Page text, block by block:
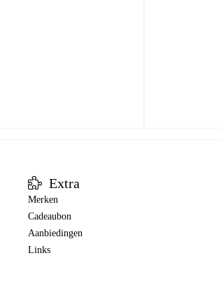
Extra
Merken
Cadeaubon
Aanbiedingen
Links